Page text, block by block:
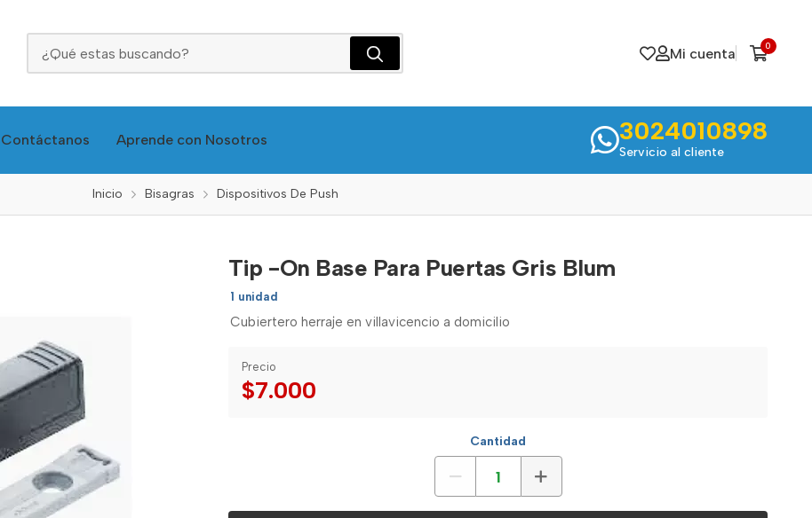
Mi cuenta 0
Contáctanos Aprende con Nosotros 3024010898
Servicio al cliente
Inicio Bisagras Dispositivos De Push
Tip -On Base Para Puertas Gris Blum
1 unidad
Cubiertero herraje en villavicencio a domicilio
Precio
$7.000
Cantidad